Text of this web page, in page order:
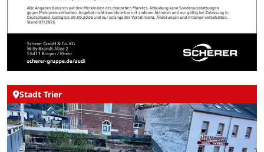
Stadt Trier